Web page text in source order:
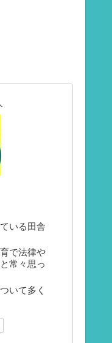
いる田舎
で法律や
常々思っ
いて多く